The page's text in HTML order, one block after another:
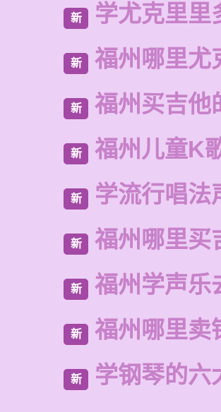
新 学尤克里里
新 福州哪里尤
新 福州买吉他
新 福州儿童K
新 学流行唱法
新 福州哪里买
新 福州学声乐
新 福州哪里卖
新 学钢琴的六